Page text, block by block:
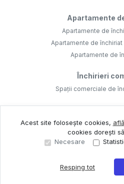
Apartamente
Apartamente de
Apartamente de închiriat
Apartamente de
Închirieri
Spații comerciale de
© 2026Realist Agenție
Site creat în
Acest site folosește cookies,
cookies dorești
Necesare
Resping tot